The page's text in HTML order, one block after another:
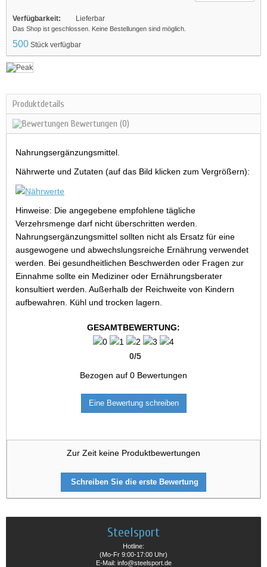
Verfügbarkeit: Lieferbar
Das Shop ist geschlossen. Keine Bestellungen sind möglich.
500 Stück verfügbar
Produktdetails
Bewertungen (0)
Nahrungsergänzungsmittel.
Nährwerte und Zutaten (auf das Bild klicken zum Vergrößern):
Hinweise: Die angegebene empfohlene tägliche
Verzehrsmenge darf nicht überschritten werden.
Nahrungsergänzungsmittel sollten nicht als Ersatz für eine
ausgewogene und abwechslungsreiche Ernährung verwendet
werden. Bei gesundheitlichen Beschwerden oder Fragen zur
Einnahme sollte ein Mediziner oder Ernährungsberater
konsultiert werden. Außerhalb der Reichweite von Kindern
aufbewahren. Kühl und trocken lagern.
GESAMTBEWERTUNG:
0/5
Bezogen auf 0 Bewertungen
Eine Bewertung schreiben
Zur Zeit keine Produktbewertungen
Schreiben Sie die erste Bewertung
Steelsport
Hotline:
(Mo-Fr 9:00-17:00 Uhr)
E-Mail: info@steelsport.de